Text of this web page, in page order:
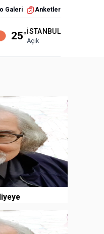
Galeri Anketler
25°İSTANBUL
Açık